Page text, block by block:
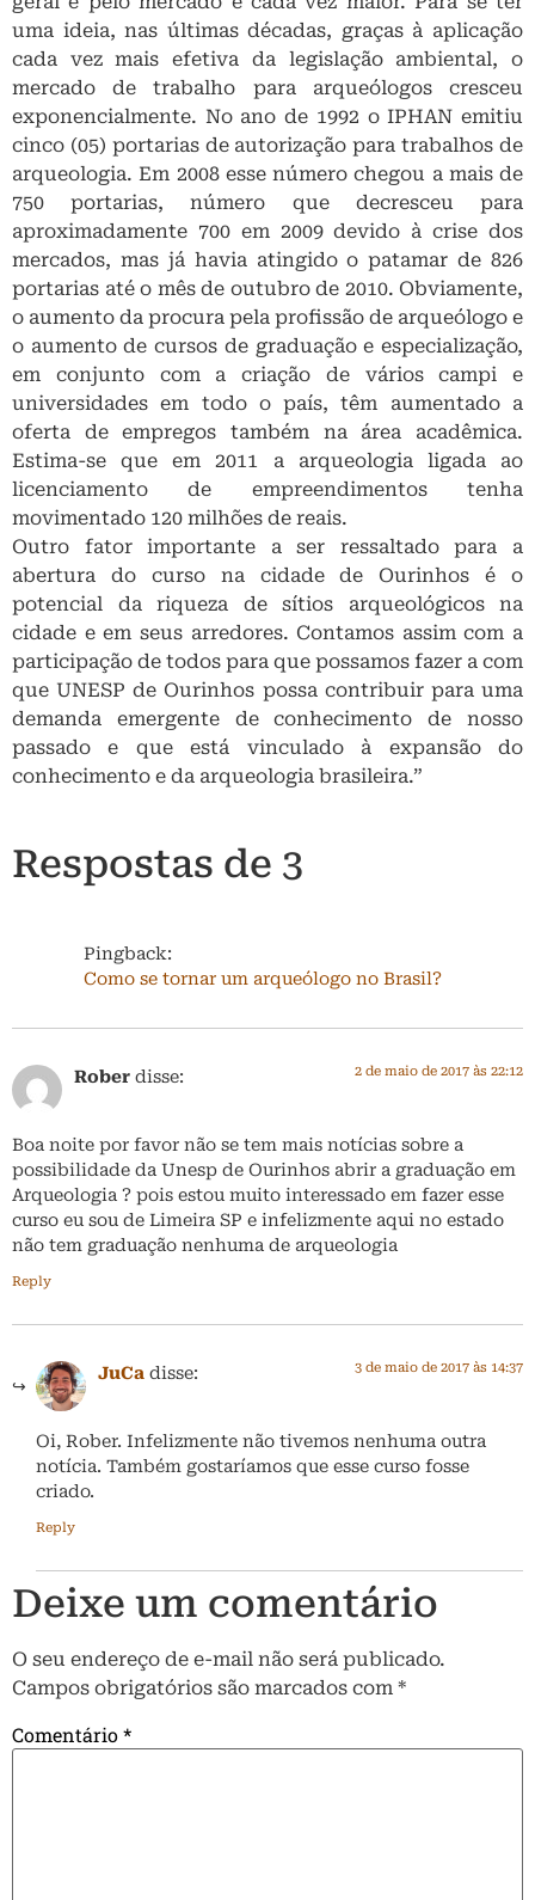
uma ideia, nas últimas décadas, graças à aplicação
cada vez mais efetiva da legislação ambiental, o
mercado de trabalho para arqueólogos cresceu
exponencialmente. No ano de 1992 o IPHAN emitiu
cinco (05) portarias de autorização para trabalhos de
arqueologia. Em 2008 esse número chegou a mais de
750 portarias, número que decresceu para
aproximadamente 700 em 2009 devido à crise dos
mercados, mas já havia atingido o patamar de 826
portarias até o mês de outubro de 2010. Obviamente,
o aumento da procura pela profissão de arqueólogo e
o aumento de cursos de graduação e especialização,
em conjunto com a criação de vários campi e
universidades em todo o país, têm aumentado a
oferta de empregos também na área acadêmica.
Estima-se que em 2011 a arqueologia ligada ao
licenciamento de empreendimentos tenha
movimentado 120 milhões de reais.
Outro fator importante a ser ressaltado para a
abertura do curso na cidade de Ourinhos é o
potencial da riqueza de sítios arqueológicos na
cidade e em seus arredores. Contamos assim com a
participação de todos para que possamos fazer a com
que UNESP de Ourinhos possa contribuir para uma
demanda emergente de conhecimento de nosso
passado e que está vinculado à expansão do
conhecimento e da arqueologia brasileira.”
Respostas de 3
Pingback:
Como se tornar um arqueólogo no Brasil?
Rober disse: 2 de maio de 2017 às 22:12
Boa noite por favor não se tem mais notícias sobre a
possibilidade da Unesp de Ourinhos abrir a graduação em
Arqueologia ? pois estou muito interessado em fazer esse
curso eu sou de Limeira SP e infelizmente aqui no estado
não tem graduação nenhuma de arqueologia
Reply
JuCa disse: 3 de maio de 2017 às 14:37
Oi, Rober. Infelizmente não tivemos nenhuma outra
notícia. Também gostaríamos que esse curso fosse
criado.
Reply
Deixe um comentário
O seu endereço de e-mail não será publicado.
Campos obrigatórios são marcados com *
Comentário*